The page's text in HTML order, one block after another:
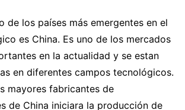
de los países más emergentes en el
es China. Es uno de los mercados
en la actualidad y se estan
en diferentes campos tecnológicos.
mayores fabricantes de
de China iniciara la producción de